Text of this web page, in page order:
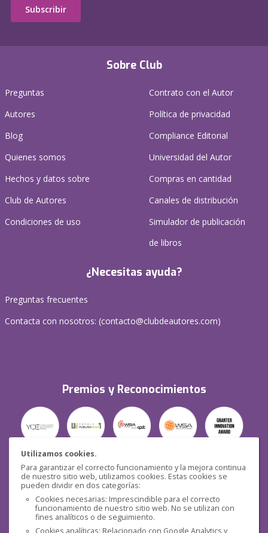
Utilizamos cookies.
Para garantizar el correcto funcionamiento y la mejora continua
de nuestro sitio web, utilizamos cookies. Estas cookies se
pueden dividir en dos categorías:
Cookies necesarias: Imprescindible para el correcto
funcionamiento de nuestro sitio web. No se utilizan con
fines analíticos o de seguimiento.
Cookies analíticas: Relacionado con Google Analytics y
Sobre Club
Preguntas
Autores
Blog
Quienes somos
Hechos y datos sobre
Club de Autores
Condiciones de uso
Contrato con el Autor
Política de privacidad
Compliance Editorial
Universidad del Autor
Compras en cantidad
Canales de distribución
Simulador de publicación
de libros
¿Necesitas ayuda?
Preguntas frecuentes
Contacta con nosotros: (contacto@clubdeautores.com)
Premios y Reconocimientos
Seguridad
Subscribir